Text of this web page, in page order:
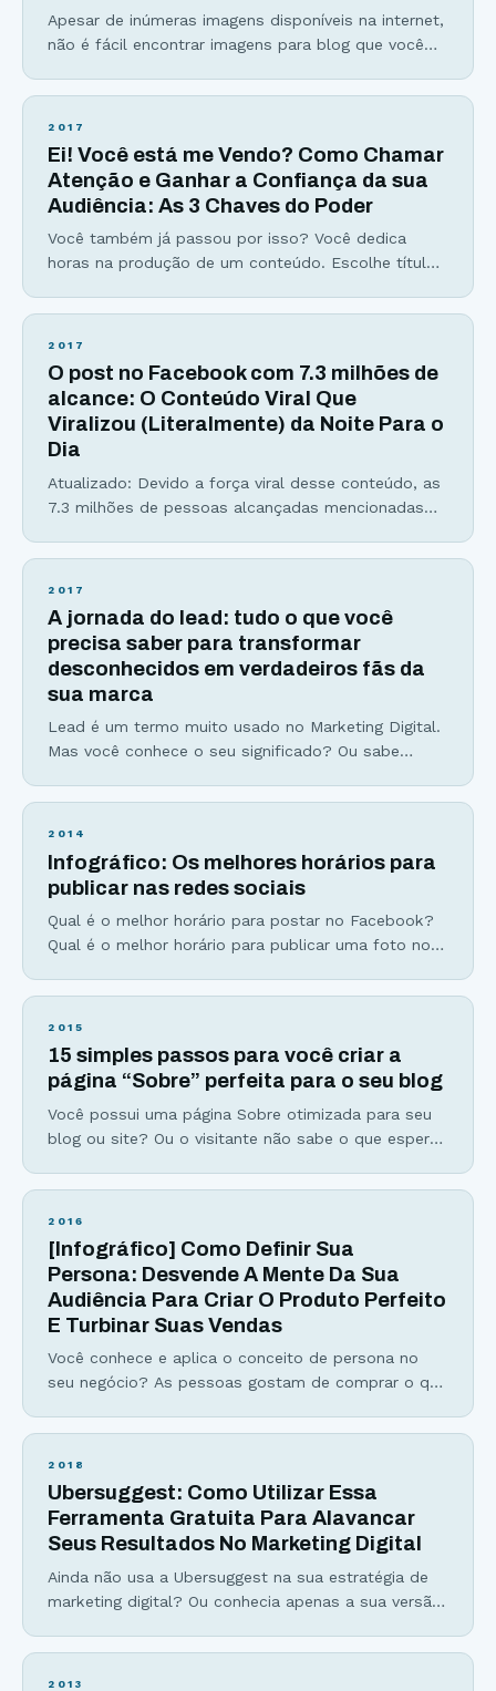
Apesar de inúmeras imagens disponíveis na internet,
não é fácil encontrar imagens para blog que você
Com mais blogs e sites surgindo sobre um
uma melhor estética, tipografia, usabilidade,
posicionamento
2017
Ei! Você está me Vendo? Como Chamar
Atenção e Ganhar a Confiança da sua
Audiência: As 3 Chaves do Poder
Você também já passou por isso? Você dedica
horas na produção de um conteúdo. Escolhe título,
interessantes… Mas quando publica… A palha do
se sente até mesmo injustiçado… Eu sei como é,
pois foi exatamente
2017
O post no Facebook com 7.3 milhões de
alcance: O Conteúdo Viral Que
Viralizou (Literalmente) da Noite Para o
Dia
Atualizado: Devido a força viral desse conteúdo, as
7.3 milhões de pessoas alcançadas mencionadas
conteúdo viral não nasce do berço. Ele é
uma coisa é certa… Existem padrões e
2017
A jornada do lead: tudo o que você
precisa saber para transformar
desconhecidos em verdadeiros fãs da
sua marca
Lead é um termo muito usado no Marketing Digital.
Mas você conhece o seu significado? Ou sabe
justamente sobre isso que vamos falar no artigo de
ofertas “irresistíveis” de apartamentos
2014
Infográfico: Os melhores horários para
publicar nas redes sociais
Qual é o melhor horário para postar no Facebook?
Qual é o melhor horário para publicar uma foto no
horários para publicar no Google+, LinkedIn e
sociais, esse infográfico irá responder
2015
15 simples passos para você criar a
página “Sobre” perfeita para o seu blog
Você possui uma página Sobre otimizada para seu
blog ou site? Ou o visitante não sabe o que esperar
grupo #2 ou até esteja no grupo #1, com uma boa
2016
[Infográfico] Como Definir Sua
Persona: Desvende A Mente Da Sua
Audiência Para Criar O Produto Perfeito
E Turbinar Suas Vendas
Você conhece e aplica o conceito de persona no
seu negócio? As pessoas gostam de comprar o que
é bem melhor aceito se a oferta for feita baseada
2018
Ubersuggest: Como Utilizar Essa
Ferramenta Gratuita Para Alavancar
Seus Resultados No Marketing Digital
Ainda não usa a Ubersuggest na sua estratégia de
marketing digital? Ou conhecia apenas a sua versão
lado? Seja qual for a resposta, este é um bom
2013